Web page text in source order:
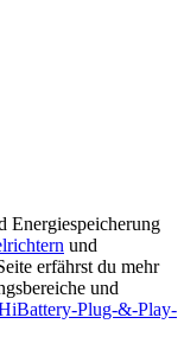
Energiespeicherung
und
erfährst du mehr
und
Plug-&-Play-